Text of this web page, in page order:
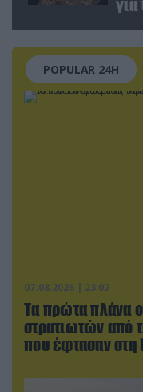
για
POPULAR 24H
07.08.2026 | 23:02
Τα πρώτα πλάνα
στρατιωτών από
που έφτασαν στη